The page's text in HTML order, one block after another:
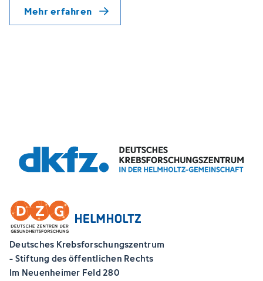
Mehr erfahren
Deutsches Krebsforschungszentrum
- Stiftung des öffentlichen Rechts
Im Neuenheimer Feld 280